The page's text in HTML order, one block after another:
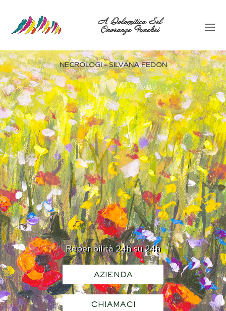
A Dolomitica Srl
Onoranze Funebri
Reperibilità 24h su 24h
AZIENDA
CHIAMACI
NECROLOGI - SILVANA FEDON